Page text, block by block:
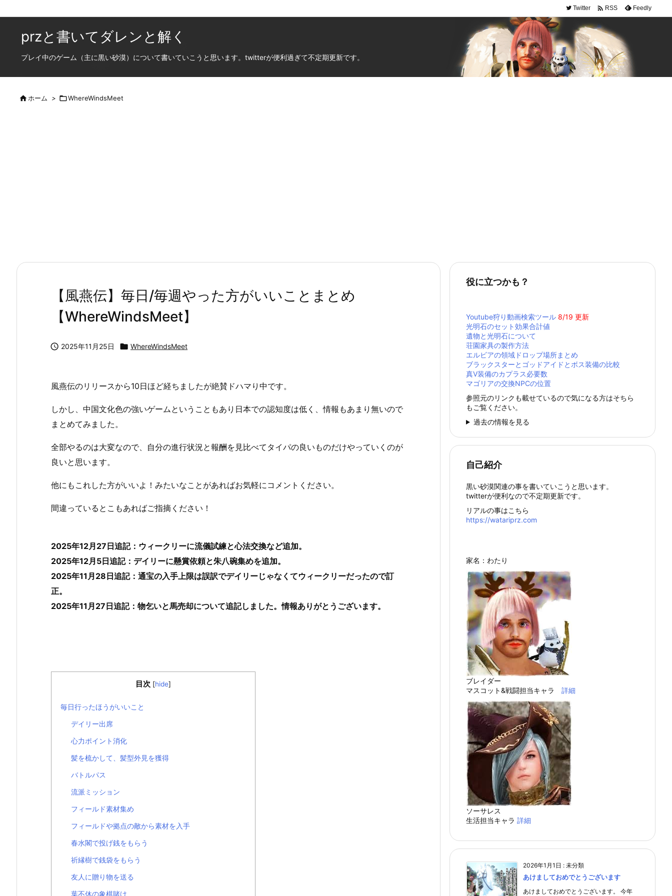
Twitter  RSS Feedly
przと書いてダレンと解く
プレイ中のゲーム（主に黒い砂漠）について書いていこうと思います。twitterが便利過ぎて不定期更新です。
ホーム > WhereWindsMeet
【風燕伝】毎日/毎週やった方がいいことまとめ
【WhereWindsMeet】
 2025年11月25日  WhereWindsMeet
風燕伝のリリースから10日ほど経ちましたが絶賛ドハマり中です。
しかし、中国文化色の強いゲームということもあり日本での認知度は低く、情報もあまり無いので
まとめてみました。
全部やるのは大変なので、自分の進行状況と報酬を見比べてタイパの良いものだけやっていくのが
良いと思います。
他にもこれした方がいいよ！みたいなことがあればお気軽にコメントください。
間違っているとこもあればご指摘ください！
2025年12月27日追記：ウィークリーに流儀試練と心法交換など追加。
2025年12月5日追記：デイリーに懸賞依頼と朱八碗集めを追加。
2025年11月28日追記：通宝の入手上限は誤訳でデイリーじゃなくてウィークリーだったので訂
正。
2025年11月27日追記：物乞いと馬売却について追記しました。情報ありがとうございます。
目次 [hide]
毎日行ったほうがいいこと
デイリー出席
心力ポイント消化
髪を梳かして、髪型外見を獲得
バトルパス
流派ミッション
フィールド素材集め
フィールドや拠点の敵から素材を入手
春水閣で投げ銭をもらう
祈縁樹で銭袋をもらう
友人に贈り物を送る
葉不休の象棋賭け
役に立つかも？
Youtube狩り動画検索ツール 8/19 更新
光明石のセット効果合計値
遺物と光明石について
荘園家具の製作方法
エルビアの領域ドロップ場所まとめ
ブラックスターとゴッドアイドとボス装備の比較
真Ⅴ装備のカプラス必要数
マゴリアの交換NPCの位置
参照元のリンクも載せているので気になる方はそちら
もご覧ください。
過去の情報を見る
自己紹介
黒い砂漠関連の事を書いていこうと思います。
twitterが便利なので不定期更新です。
リアルの事はこちら
https://watariprz.com
家名：わたり
ブレイダー
マスコット&戦闘担当キャラ 詳細
ソーサレス
生活担当キャラ 詳細
2026年1月1日 : 未分類
あけましておめでとうございます
あけましておめでとうございます。 今年